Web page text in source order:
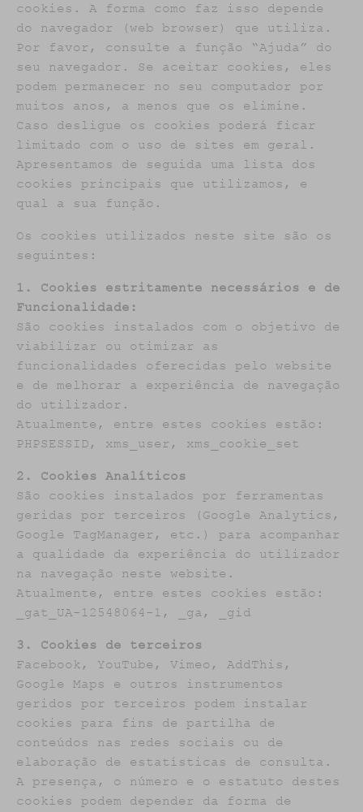
cookies. A forma como faz isso depende
do navegador (web browser) que utiliza.
Por favor, consulte a função “Ajuda” do
seu navegador. Se aceitar cookies, eles
podem permanecer no seu computador por
muitos anos, a menos que os elimine.
Caso desligue os cookies poderá ficar
limitado com o uso de sites em geral.
Apresentamos de seguida uma lista dos
cookies principais que utilizamos, e
qual a sua função.
Os cookies utilizados neste site são os
seguintes:
1. Cookies estritamente necessários e de
Funcionalidade:
São cookies instalados com o objetivo de
viabilizar ou otimizar as
funcionalidades oferecidas pelo website
e de melhorar a experiência de navegação
do utilizador.
Atualmente, entre estes cookies estão:
PHPSESSID, xms_user, xms_cookie_set
2. Cookies Analíticos
São cookies instalados por ferramentas
geridas por terceiros (Google Analytics,
Google TagManager, etc.) para acompanhar
a qualidade da experiência do utilizador
na navegação neste website.
Atualmente, entre estes cookies estão:
_gat_UA-12548064-1, _ga, _gid
3. Cookies de terceiros
Facebook, YouTube, Vimeo, AddThis,
Google Maps e outros instrumentos
geridos por terceiros podem instalar
cookies para fins de partilha de
conteúdos nas redes sociais ou de
elaboração de estatísticas de consulta.
A presença, o número e o estatuto destes
cookies podem depender da forma de